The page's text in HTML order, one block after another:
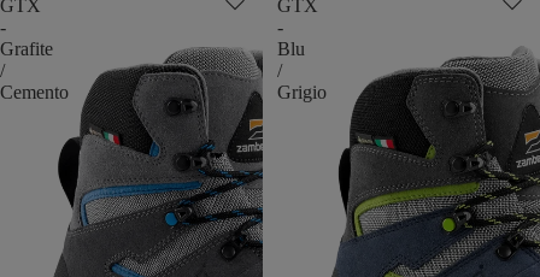
GTX
-
Grafite
/
Cemento
GTX
-
Blu
/
Grigio